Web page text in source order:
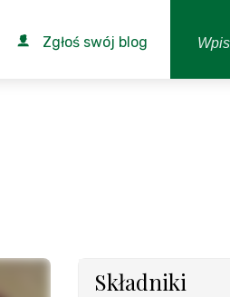
Zgłoś swój blog
Składniki